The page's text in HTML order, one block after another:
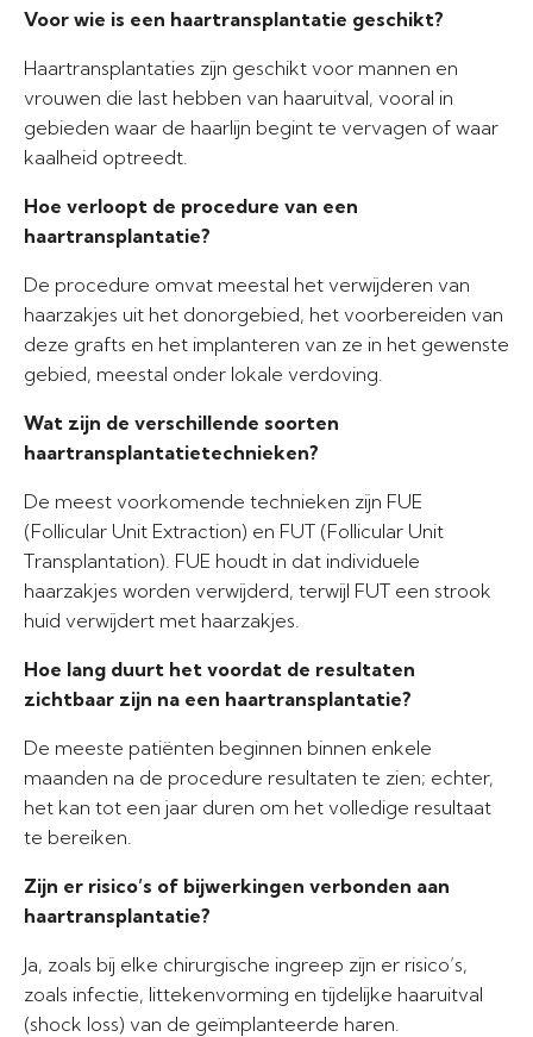
Voor wie is een haartransplantatie geschikt?
Haartransplantaties zijn geschikt voor mannen en
vrouwen die last hebben van haaruitval, vooral in
gebieden waar de haarlijn begint te vervagen of waar
kaalheid optreedt.
Hoe verloopt de procedure van een
haartransplantatie?
De procedure omvat meestal het verwijderen van
haarzakjes uit het donorgebied, het voorbereiden van
deze grafts en het implanteren van ze in het gewenste
gebied, meestal onder lokale verdoving.
Wat zijn de verschillende soorten
haartransplantatietechnieken?
De meest voorkomende technieken zijn FUE
(Follicular Unit Extraction) en FUT (Follicular Unit
Transplantation). FUE houdt in dat individuele
haarzakjes worden verwijderd, terwijl FUT een strook
huid verwijdert met haarzakjes.
Hoe lang duurt het voordat de resultaten
zichtbaar zijn na een haartransplantatie?
De meeste patiënten beginnen binnen enkele
maanden na de procedure resultaten te zien; echter,
het kan tot een jaar duren om het volledige resultaat
te bereiken.
Zijn er risico’s of bijwerkingen verbonden aan
haartransplantatie?
Ja, zoals bij elke chirurgische ingreep zijn er risico’s,
zoals infectie, littekenvorming en tijdelijke haaruitval
(shock loss) van de geïmplanteerde haren.